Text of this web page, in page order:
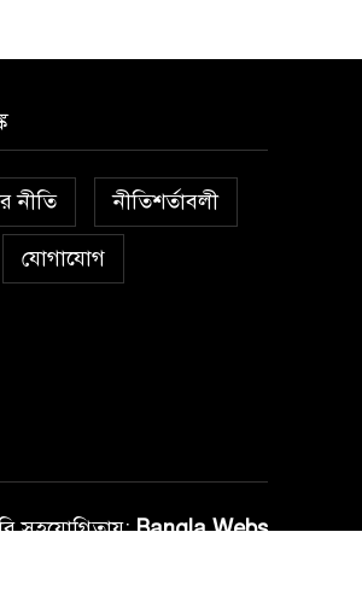
নীতি নীতিশর্তাবলী
যোগাযোগ
সহযোগিতায়:Bangla Webs